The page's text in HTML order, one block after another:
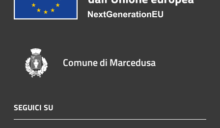
Comune di Marcedusa
SEGUICI SU